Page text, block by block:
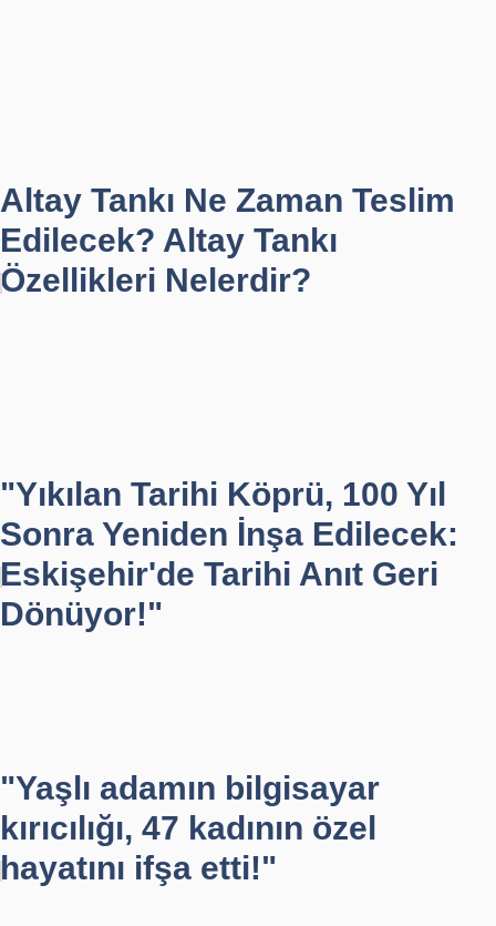
Altay Tankı Ne Zaman Teslim
Edilecek? Altay Tankı
Özellikleri Nelerdir?
"Yıkılan Tarihi Köprü, 100 Yıl
Sonra Yeniden İnşa Edilecek:
Eskişehir'de Tarihi Anıt Geri
Dönüyor!"
"Yaşlı adamın bilgisayar
kırıcılığı, 47 kadının özel
hayatını ifşa etti!"